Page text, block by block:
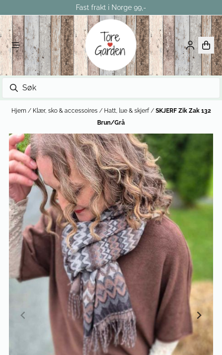
Fast frakt i Norge 99,-
Hjem / Klær, sko & accessoires / Hatt, lue & skjerf / SKJERF Zik Zak 132
Brun/Grå